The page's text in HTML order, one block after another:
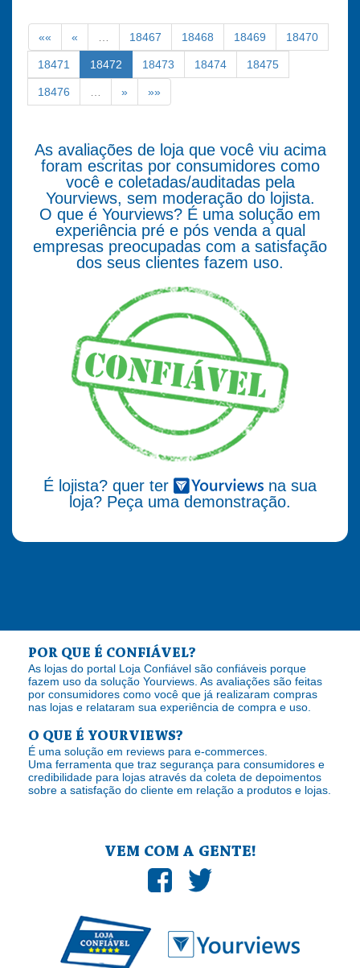
«« « 18467 18468 18469 18470
18471 18472 18473 18474 18475
18476 » »»
As avaliações de loja que você viu acima
foram escritas por consumidores como
você e coletadas/auditadas pela
Yourviews, sem moderação do lojista.
O que é Yourviews? É uma solução em
experiência pré e pós venda a qual
empresas preocupadas com a satisfação
dos seus clientes fazem uso.
É lojista? quer ter
na sua
loja? Peça uma demonstração.
POR QUE É CONFIÁVEL?
As lojas do portal Loja Confiável são confiáveis porque
fazem uso da solução Yourviews. As avaliações são feitas
por consumidores como você que já realizaram compras
nas lojas e relataram sua experiência de compra e uso.
O QUE É YOURVIEWS?
É uma solução em reviews para e-commerces.
Uma ferramenta que traz segurança para consumidores e
credibilidade para lojas através da coleta de depoimentos
sobre a satisfação do cliente em relação a produtos e lojas.
VEM COM A GENTE!